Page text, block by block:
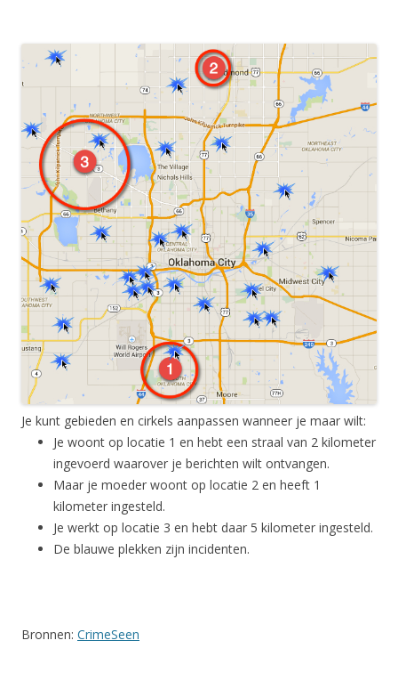
Je kunt gebieden en cirkels aanpassen wanneer je maar wilt:
Je woont op locatie 1 en hebt een straal van 2 kilometer
ingevoerd waarover je berichten wilt ontvangen.
Maar je moeder woont op locatie 2 en heeft 1
kilometer ingesteld.
Je werkt op locatie 3 en hebt daar 5 kilometer ingesteld.
De blauwe plekken zijn incidenten.
Bronnen: CrimeSeen